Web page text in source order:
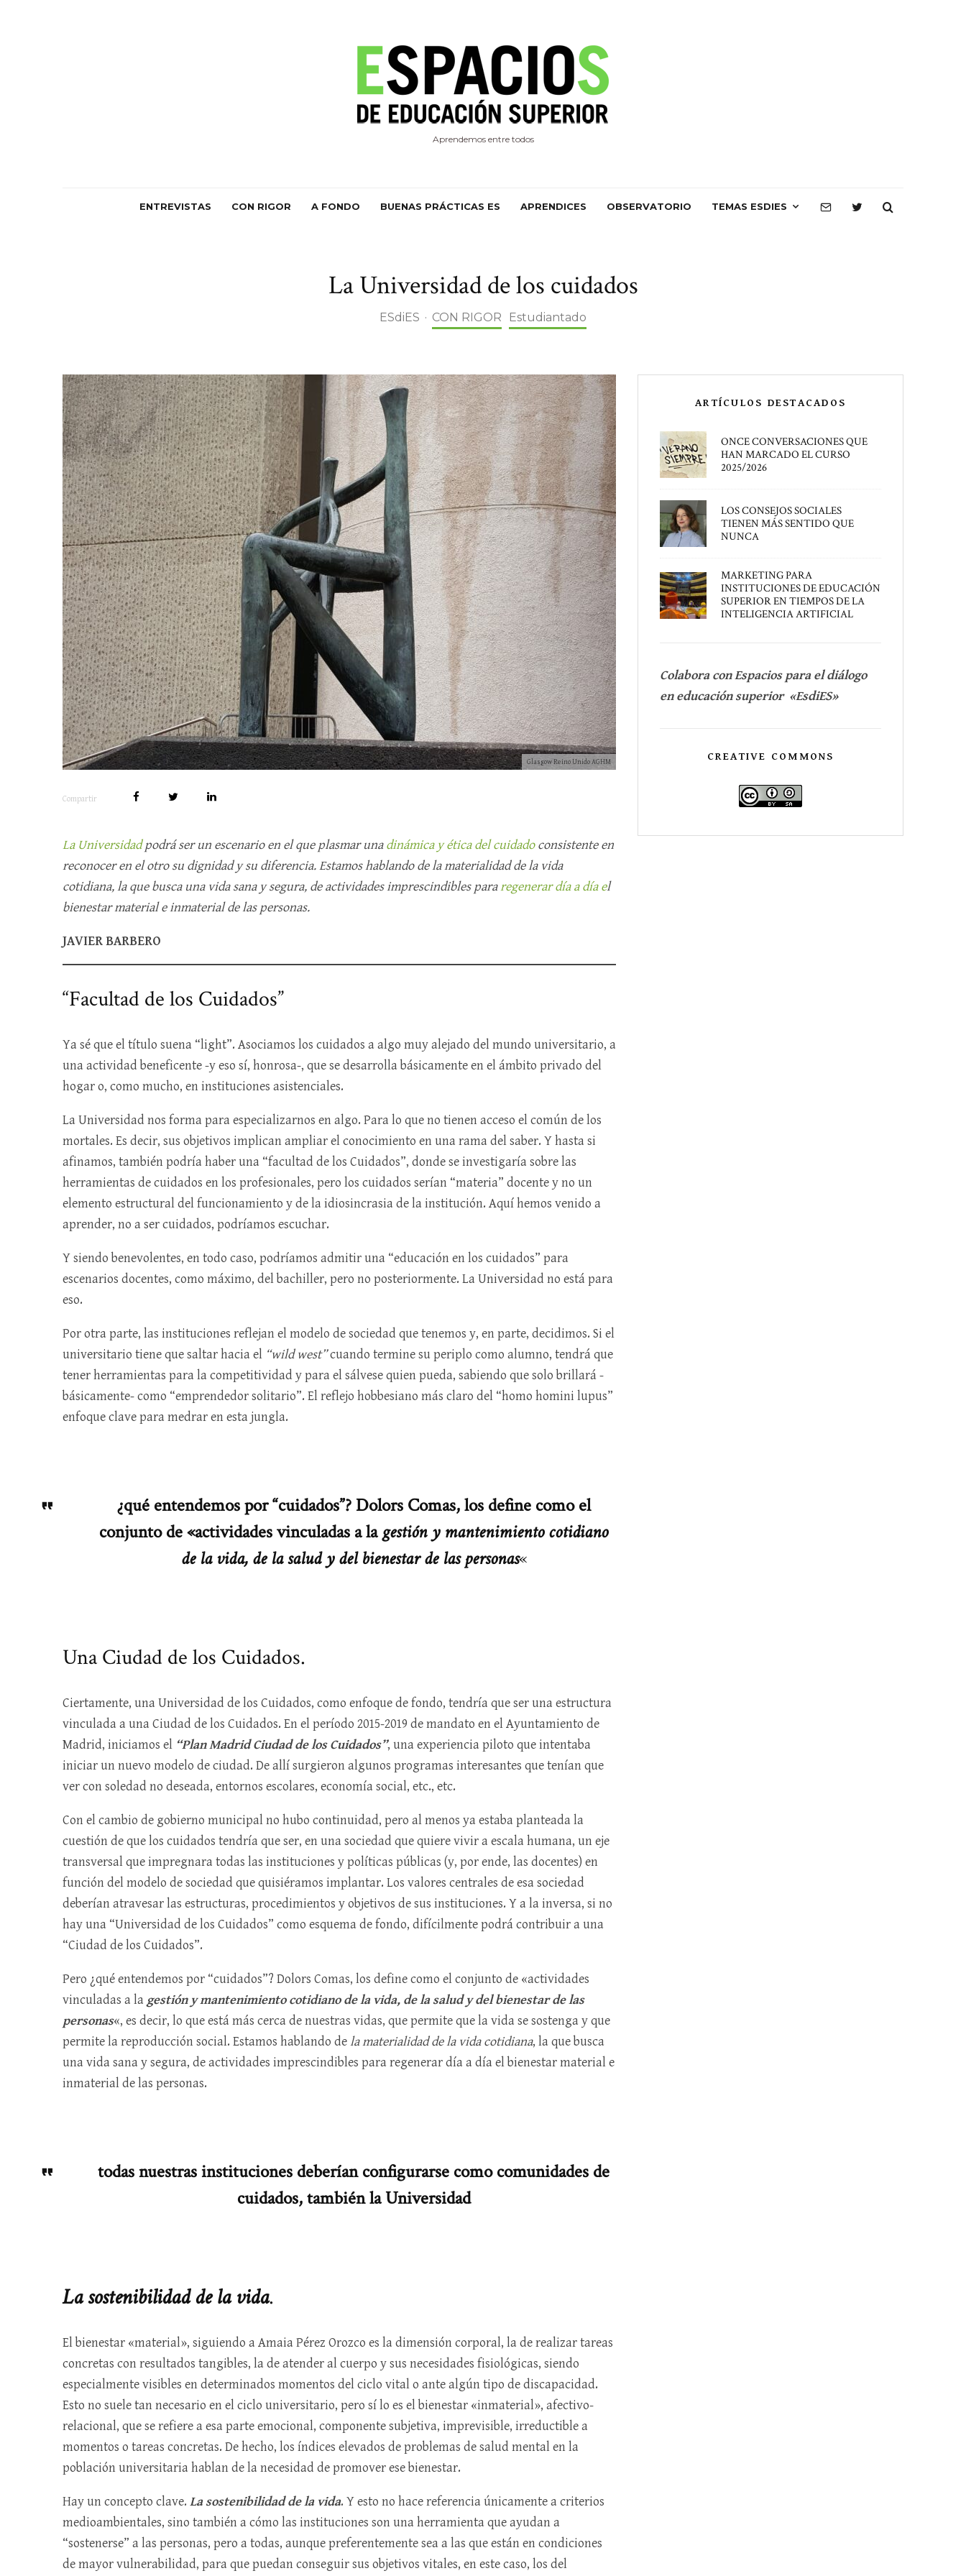
Aprendemos entre todos
ENTREVISTAS CON RIGOR A FONDO BUENAS PRÁCTICAS ES APRENDICES OBSERVATORIO TEMAS ESDIES
La Universidad de los cuidados
ESdiES · CON RIGOR Estudiantado
Glasgow Reino Unido AGHM
Compartir
La Universidadpodrá ser un escenario en el que plasmar unadinámica y ética del cuidadoconsistente en
reconocer en el otro su dignidad y su diferencia. Estamos hablando de la materialidad de la vida
cotidiana, la que busca una vida sana y segura, de actividades imprescindibles pararegenerar día a día el
bienestar material e inmaterial de las personas.
JAVIER BARBERO
“Facultad de los Cuidados”
Ya sé que el título suena “light”. Asociamos los cuidados a algo muy alejado del mundo universitario, a
una actividad beneficente -y eso sí, honrosa-, que se desarrolla básicamente en el ámbito privado del
hogar o, como mucho, en instituciones asistenciales.
La Universidad nos forma para especializarnos en algo. Para lo que no tienen acceso el común de los
mortales. Es decir, sus objetivos implican ampliar el conocimiento en una rama del saber. Y hasta si
afinamos, también podría haber una “facultad de los Cuidados”, donde se investigaría sobre las
herramientas de cuidados en los profesionales, pero los cuidados serían “materia” docente y no un
elemento estructural del funcionamiento y de la idiosincrasia de la institución. Aquí hemos venido a
aprender, no a ser cuidados, podríamos escuchar.
Y siendo benevolentes, en todo caso, podríamos admitir una “educación en los cuidados” para
escenarios docentes, como máximo, del bachiller, pero no posteriormente. La Universidad no está para
eso.
Por otra parte, las instituciones reflejan el modelo de sociedad que tenemos y, en parte, decidimos. Si el
universitario tiene que saltar hacia el “wild west”cuando termine su periplo como alumno, tendrá que
tener herramientas para la competitividad y para el sálvese quien pueda, sabiendo que solo brillará -
básicamente- como “emprendedor solitario”. El reflejo hobbesiano más claro del “homo homini lupus”
enfoque clave para medrar en esta jungla.
¿qué entendemos por “cuidados”? Dolors Comas, los define como el
conjunto de «actividades vinculadas a lagestión y mantenimiento cotidiano
de la vida, de la salud y del bienestar de las personas«
Una Ciudad de los Cuidados.
Ciertamente, una Universidad de los Cuidados, como enfoque de fondo, tendría que ser una estructura
vinculada a una Ciudad de los Cuidados. En el período 2015-2019 de mandato en el Ayuntamiento de
Madrid, iniciamos el “Plan Madrid Ciudad de los Cuidados”, una experiencia piloto que intentaba
iniciar un nuevo modelo de ciudad. De allí surgieron algunos programas interesantes que tenían que
ver con soledad no deseada, entornos escolares, economía social, etc., etc.
Con el cambio de gobierno municipal no hubo continuidad, pero al menos ya estaba planteada la
cuestión de que los cuidados tendría que ser, en una sociedad que quiere vivir a escala humana, un eje
transversal que impregnara todas las instituciones y políticas públicas (y, por ende, las docentes) en
función del modelo de sociedad que quisiéramos implantar. Los valores centrales de esa sociedad
deberían atravesar las estructuras, procedimientos y objetivos de sus instituciones. Y a la inversa, si no
hay una “Universidad de los Cuidados” como esquema de fondo, difícilmente podrá contribuir a una
“Ciudad de los Cuidados”.
Pero ¿qué entendemos por “cuidados”? Dolors Comas, los define como el conjunto de «actividades
vinculadas a la gestión y mantenimiento cotidiano de la vida, de la salud y del bienestar de las
personas«, es decir, lo que está más cerca de nuestras vidas, que permite que la vida se sostenga y que
permite la reproducción social. Estamos hablando dela materialidad de la vida cotidiana, la que busca
una vida sana y segura, de actividades imprescindibles para regenerar día a día el bienestar material e
inmaterial de las personas.
todas nuestras instituciones deberían configurarse como comunidades de
cuidados, también la Universidad
La sostenibilidad de la vida.
El bienestar «material», siguiendo a Amaia Pérez Orozco es la dimensión corporal, la de realizar tareas
concretas con resultados tangibles, la de atender al cuerpo y sus necesidades fisiológicas, siendo
especialmente visibles en determinados momentos del ciclo vital o ante algún tipo de discapacidad.
Esto no suele tan necesario en el ciclo universitario, pero sí lo es el bienestar «inmaterial», afectivo-
relacional, que se refiere a esa parte emocional, componente subjetiva, imprevisible, irreductible a
momentos o tareas concretas. De hecho, los índices elevados de problemas de salud mental en la
población universitaria hablan de la necesidad de promover ese bienestar.
Hay un concepto clave. La sostenibilidad de la vida. Y esto no hace referencia únicamente a criterios
medioambientales, sino también a cómo las instituciones son una herramienta que ayudan a
“sostenerse” a las personas, pero a todas, aunque preferentemente sea a las que están en condiciones
de mayor vulnerabilidad, para que puedan conseguir sus objetivos vitales, en este caso, los del
ARTÍCULOS DESTACADOS
ONCE CONVERSACIONES QUE
HAN MARCADO EL CURSO
2025/2026
LOS CONSEJOS SOCIALES
TIENEN MÁS SENTIDO QUE
NUNCA
MARKETING PARA
INSTITUCIONES DE EDUCACIÓN
SUPERIOR EN TIEMPOS DE LA
INTELIGENCIA ARTIFICIAL
Colabora con Espacios para el diálogo
en educación superior «EsdiES»
CREATIVE COMMONS